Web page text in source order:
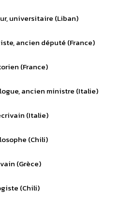
universitaire (Liban)
ancien député (France)
(France)
ancien ministre (Italie)
(Italie)
(Chili)
(Grèce)
(Chili)